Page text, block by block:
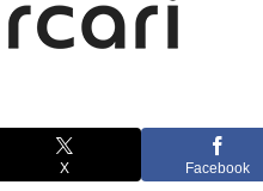
X Facebook